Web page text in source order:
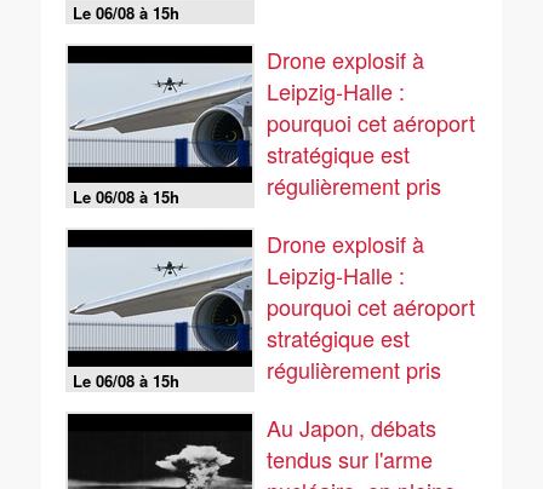
Le 06/08 à 15h
Le 06/08 à 15h
Drone explosif à
Leipzig-Halle :
pourquoi cet aéroport
stratégique est
régulièrement pris
Le 06/08 à 15h
Drone explosif à
Leipzig-Halle :
pourquoi cet aéroport
stratégique est
régulièrement pris
Au Japon, débats
tendus sur l'arme